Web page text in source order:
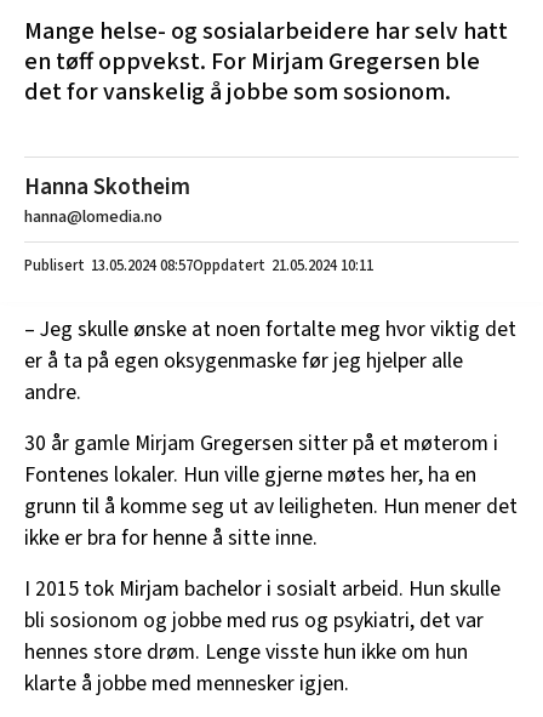
Mange helse- og sosialarbeidere har selv hatt
en tøff oppvekst. For Mirjam Gregersen ble
det for vanskelig å jobbe som sosionom.
Hanna Skotheim
hanna@lomedia.no
13.05.202408:57 21.05.2024 10:11
– Jeg skulle ønske at noen fortalte meg hvor viktig det
er å ta på egen oksygenmaske før jeg hjelper alle
andre.
30 år gamle Mirjam Gregersen sitter på et møterom i
Fontenes lokaler. Hun ville gjerne møtes her, ha en
grunn til å komme seg ut av leiligheten. Hun mener det
ikke er bra for henne å sitte inne.
I 2015 tok Mirjam bachelor i sosialt arbeid. Hun skulle
bli sosionom og jobbe med rus og psykiatri, det var
hennes store drøm. Lenge visste hun ikke om hun
klarte å jobbe med mennesker igjen.